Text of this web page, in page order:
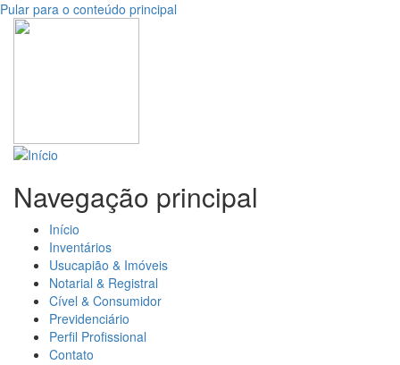
Pular para o conteúdo principal
Navegação principal
Início
Inventários
Usucapião & Imóveis
Notarial & Registral
Cível & Consumidor
Previdenciário
Perfil Profissional
Contato